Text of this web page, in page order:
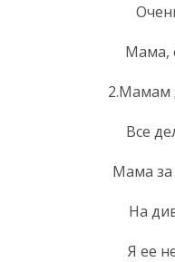
Мама,
2.Мамам
Все
Мама за
На
Я ее